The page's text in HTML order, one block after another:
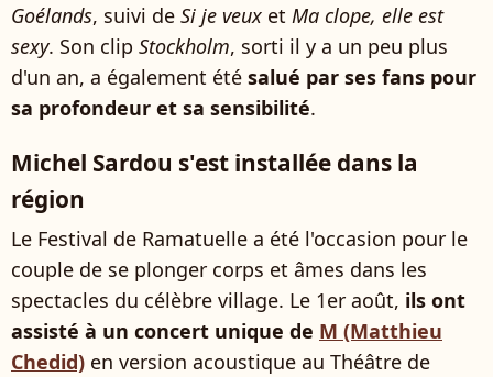
Goélands, suivi de Si je veux et Ma clope, elle est
sexy. Son clip Stockholm, sorti il y a un peu plus
d'un an, a également été salué par ses fans pour
sa profondeur et sa sensibilité.
Michel Sardou s'est installée dans la
région
Le Festival de Ramatuelle a été l'occasion pour le
couple de se plonger corps et âmes dans les
spectacles du célèbre village. Le 1er août, ils ont
assisté à un concert unique de M (Matthieu
Chedid) en version acoustique au Théâtre de